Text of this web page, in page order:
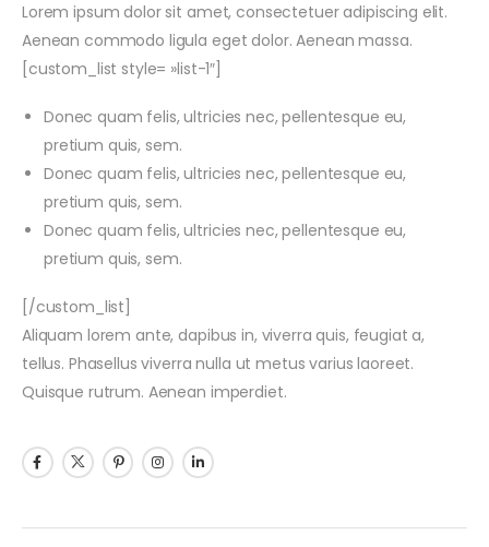
Lorem ipsum dolor sit amet, consectetuer adipiscing elit.
Aenean commodo ligula eget dolor. Aenean massa.
[custom_list style= »list-1″]
Donec quam felis, ultricies nec, pellentesque eu,
pretium quis, sem.
Donec quam felis, ultricies nec, pellentesque eu,
pretium quis, sem.
Donec quam felis, ultricies nec, pellentesque eu,
pretium quis, sem.
[/custom_list]
Aliquam lorem ante, dapibus in, viverra quis, feugiat a,
tellus. Phasellus viverra nulla ut metus varius laoreet.
Quisque rutrum. Aenean imperdiet.